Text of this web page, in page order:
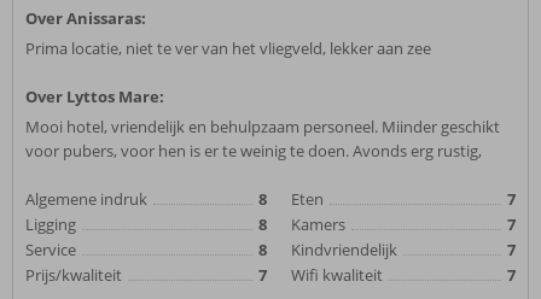
Over Anissaras:
Prima locatie, niet te ver van het vliegveld, lekker aan zee
Over Lyttos Mare:
Mooi hotel, vriendelijk en behulpzaam personeel. Miinder geschikt
voor pubers, voor hen is er te weinig te doen. Avonds erg rustig,
Algemene indruk
8
Ligging
8
Service
8
Prijs/kwaliteit
7
Eten
7
Kamers
7
Kindvriendelijk
7
Wifi kwaliteit
7